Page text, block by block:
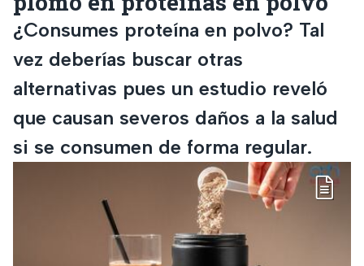
¿Consumes proteína en polvo? Tal
vez deberías buscar otras
alternativas pues un estudio reveló
que causan severos daños a la salud
si se consumen de forma regular.